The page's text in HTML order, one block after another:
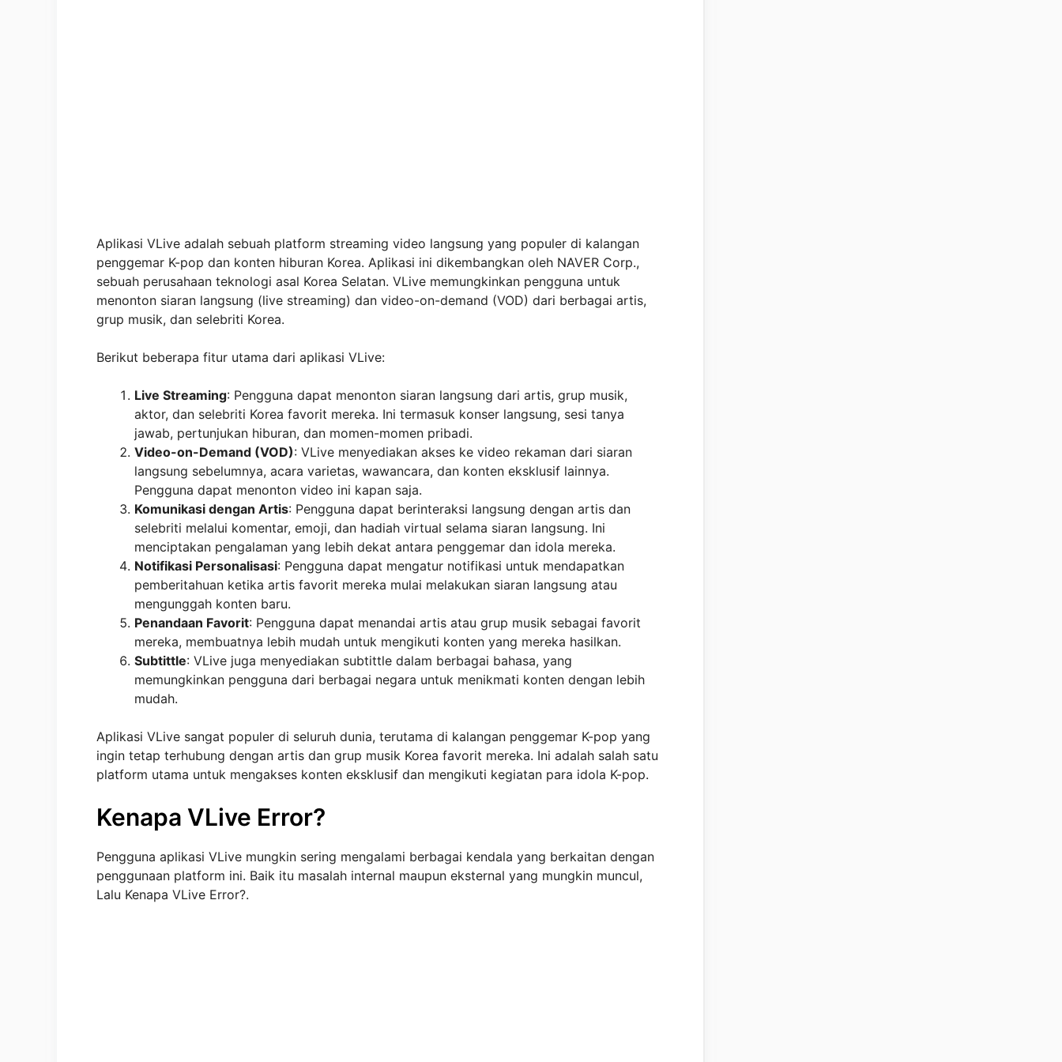
Aplikasi VLive adalah sebuah platform streaming video langsung yang populer di kalangan
penggemar K-pop dan konten hiburan Korea. Aplikasi ini dikembangkan oleh NAVER Corp.,
sebuah perusahaan teknologi asal Korea Selatan. VLive memungkinkan pengguna untuk
menonton siaran langsung (live streaming) dan video-on-demand (VOD) dari berbagai artis,
grup musik, dan selebriti Korea.
Berikut beberapa fitur utama dari aplikasi VLive:
Live Streaming: Pengguna dapat menonton siaran langsung dari artis, grup musik,
aktor, dan selebriti Korea favorit mereka. Ini termasuk konser langsung, sesi tanya
jawab, pertunjukan hiburan, dan momen-momen pribadi.
Video-on-Demand (VOD): VLive menyediakan akses ke video rekaman dari siaran
langsung sebelumnya, acara varietas, wawancara, dan konten eksklusif lainnya.
Pengguna dapat menonton video ini kapan saja.
Komunikasi dengan Artis: Pengguna dapat berinteraksi langsung dengan artis dan
selebriti melalui komentar, emoji, dan hadiah virtual selama siaran langsung. Ini
menciptakan pengalaman yang lebih dekat antara penggemar dan idola mereka.
Notifikasi Personalisasi: Pengguna dapat mengatur notifikasi untuk mendapatkan
pemberitahuan ketika artis favorit mereka mulai melakukan siaran langsung atau
mengunggah konten baru.
Penandaan Favorit: Pengguna dapat menandai artis atau grup musik sebagai favorit
mereka, membuatnya lebih mudah untuk mengikuti konten yang mereka hasilkan.
Subtittle: VLive juga menyediakan subtittle dalam berbagai bahasa, yang
memungkinkan pengguna dari berbagai negara untuk menikmati konten dengan lebih
mudah.
Aplikasi VLive sangat populer di seluruh dunia, terutama di kalangan penggemar K-pop yang
ingin tetap terhubung dengan artis dan grup musik Korea favorit mereka. Ini adalah salah satu
platform utama untuk mengakses konten eksklusif dan mengikuti kegiatan para idola K-pop.
Kenapa VLive Error?
Pengguna aplikasi VLive mungkin sering mengalami berbagai kendala yang berkaitan dengan
penggunaan platform ini. Baik itu masalah internal maupun eksternal yang mungkin muncul,
Lalu Kenapa VLive Error?.